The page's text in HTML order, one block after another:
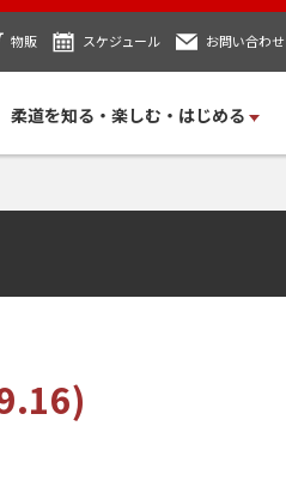
物販 スケジュール お問い合わせ
柔道を知る・楽しむ・はじめる